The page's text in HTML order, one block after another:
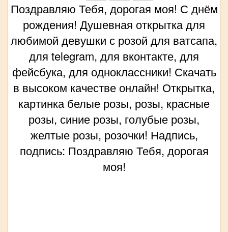
Поздравляю Тебя, дорогая моя! С днём
рождения! Душевная открытка для
любимой девушки с розой для ватсапа,
для telegram, для вконтакте, для
фейсбука, для одноклассники! Скачать
в высоком качестве онлайн! Открытка,
картинка белые розы, розы, красные
розы, синие розы, голубые розы,
желтые розы, розочки! Надпись,
подпись: Поздравляю Тебя, дорогая
моя!